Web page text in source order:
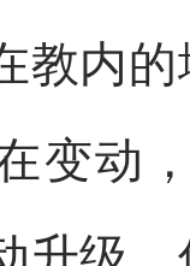
教内
变动